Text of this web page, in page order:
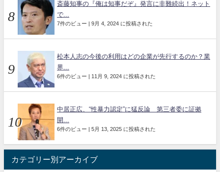
斎藤知事の『俺は知事だぞ』発言に非難続出！ネット
で...
7件のビュー | 9月 4, 2024 に投稿された
松本人志の今後の利用はどの企業が先行するのか？業
界...
6件のビュー | 11月 9, 2024 に投稿された
中居正広、“性暴力認定”に猛反論 第三者委に証拠
開...
6件のビュー | 5月 13, 2025 に投稿された
カテゴリー別アーカイブ